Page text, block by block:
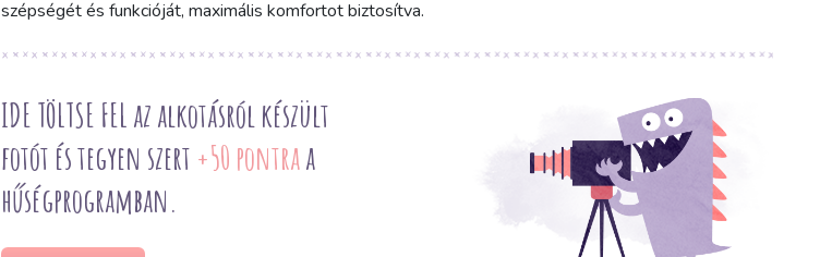
szépségét és funkcióját, maximális komfortot biztosítva.
IDE TÖLTSE FEL az alkotásról készült
fotót és tegyen szert +50 pontraa
hűségprogramban.